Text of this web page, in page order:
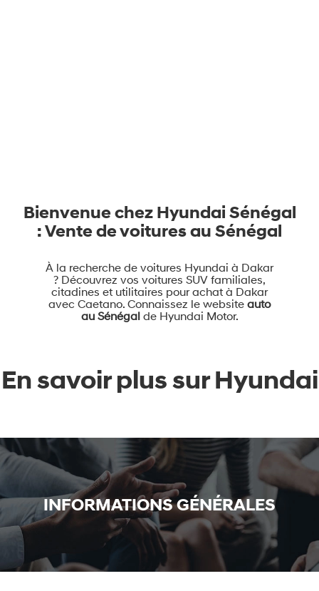
Bienvenue chez Hyundai Sénégal
: Vente de voitures au Sénégal
À la recherche de voitures Hyundai à Dakar
? Découvrez vos voitures SUV familiales,
citadines et utilitaires pour achat à Dakar
avec Caetano. Connaissez le website auto
au Sénégalde Hyundai Motor.
En savoir plus sur Hyundai
INFORMATIONS GÉNÉRALES